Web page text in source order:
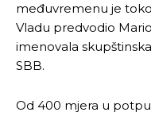
međuvremenu je
Vladu predvodio
imenovala
SBB.
Od 400 mjera u